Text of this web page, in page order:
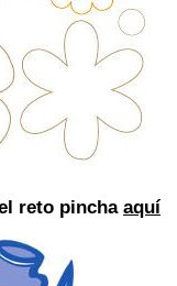
reto pincha aquí